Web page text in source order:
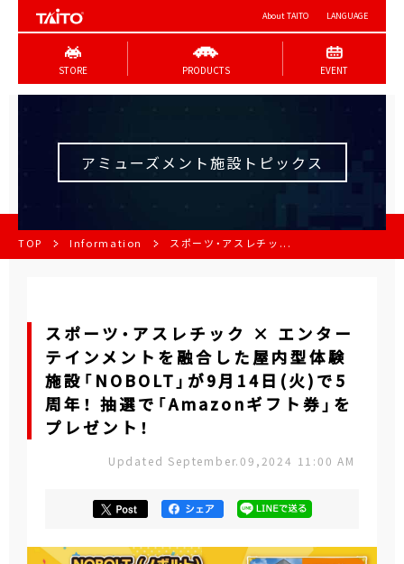
About TAITO LANGUAGE
STORE PRODUCTS EVENT
アミューズメント施設トピックス
TOP Information スポーツ・アスレチッ...
スポーツ・アスレチック × エンター
テインメントを融合した屋内型体験
施設「NOBOLT」が9月14日(火)で5
周年！ 抽選で「Amazonギフト券」を
プレゼント！
Updated September.09,2024 11:00 AM